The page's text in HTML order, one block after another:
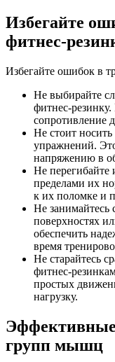
Избегайте
фитнес-
Избегайте ошибок в
Не выбирайте
фитнес-
сопротивление
Не стоит
упражнений.
напряжению в
Не перегибайте
пределами их
к их поломке и
Не занимайтесь
поверхностях
обеспечить
время
Не старайтесь
фитнес-
простых
нагрузку.
Эффективные
групп мышц